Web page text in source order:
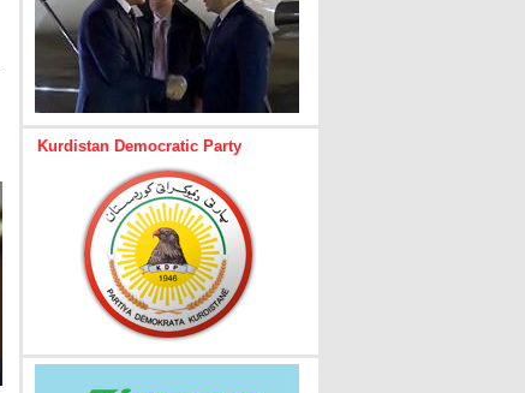
Kurdistan Democratic Party